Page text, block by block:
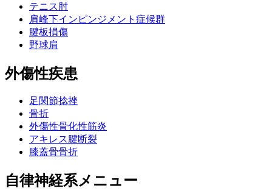
テニス肘
肩峰下インピンジメント症候群
腱板損傷
野球肩
外傷性疾患
足関節捻挫
骨折
外傷性骨化性筋炎
アキレス腱断裂
膝蓋骨骨折
自律神経系メニュー